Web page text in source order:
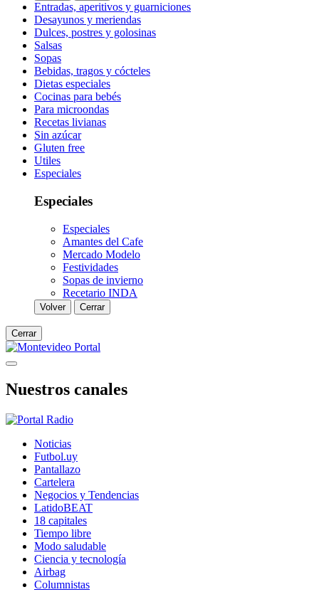
Entradas, aperitivos y guarniciones
Desayunos y meriendas
Dulces, postres y golosinas
Salsas
Sopas
Bebidas, tragos y cócteles
Dietas especiales
Cocinas para bebés
Para microondas
Recetas livianas
Sin azúcar
Gluten free
Utiles
Especiales
Especiales
Especiales
Amantes del Cafe
Mercado Modelo
Festividades
Sopas de invierno
Recetario INDA
Volver Cerrar
Cerrar
Nuestros canales
Noticias
Futbol.uy
Pantallazo
Cartelera
Negocios y Tendencias
LatidoBEAT
18 capitales
Tiempo libre
Modo saludable
Ciencia y tecnología
Airbag
Columnistas